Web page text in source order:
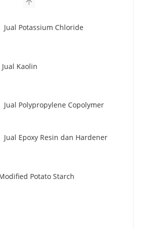
Jual Potassium Chloride
Jual Kaolin
Jual Polypropylene Copolymer
Jual Epoxy Resin dan Hardener
Potato Starch